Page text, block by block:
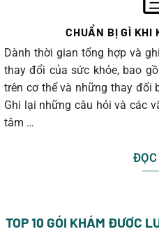
CHUẨN BỊ GÌ KHI
Dành thời gian tổng hợp và
thay đổi của sức khỏe, bao
trên cơ thể và những thay đổi
Ghi lại những câu hỏi và các
tâm …
ĐỌC
TOP 10 GÓI KHÁM ĐƯỢC